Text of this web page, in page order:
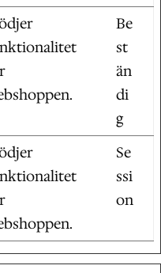
Be
st
än
di
g
Se
ssi
on